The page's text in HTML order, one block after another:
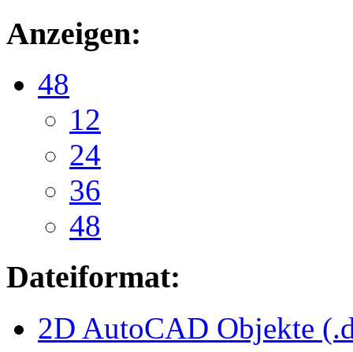
Anzeigen:
48
12
24
36
48
Dateiformat:
2D AutoCAD Objekte